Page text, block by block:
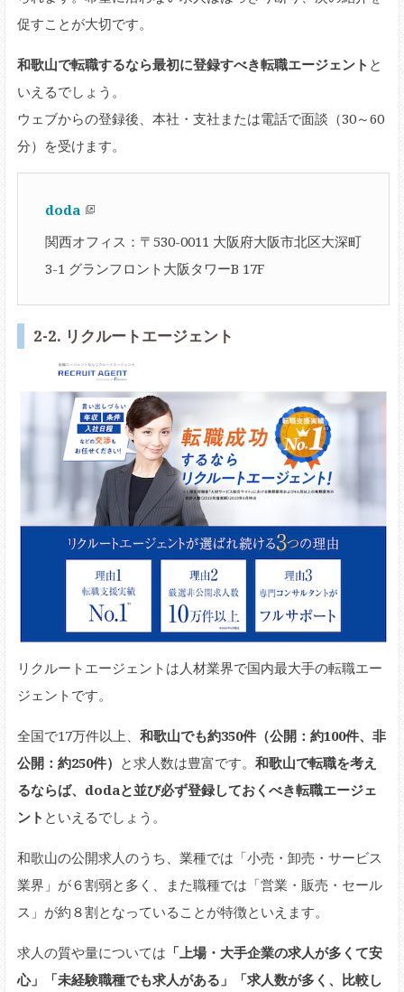
促すことが大切です。
和歌山で転職するなら最初に登録すべき転職エージェント と
いえるでしょう。
ウェブからの登録後、本社・支社または電話で面談（30～60
分）を受けます。
doda
関西オフィス：〒530-0011 大阪府大阪市北区大深町
3-1 グランフロント大阪タワーB 17F
2-2. リクルートエージェント
リクルートエージェントは人材業界で国内最大手の転職エー
ジェントです。
全国で17万件以上、 和歌山でも約350件（公開：約100件、非
公開：約250件） と求人数は豊富です。 和歌山で転職を考え
るならば、dodaと並び必ず登録しておくべき転職エージェ
ント といえるでしょう。
和歌山の公開求人のうち、業種では「小売・卸売・サービス
業界」が６割弱と多く、また職種では「営業・販売・セール
ス」が約８割となっていることが特徴といえます。
求人の質や量については 「上場・大手企業の求人が多くて安
心」「未経験職種でも求人がある」「求人数が多く、比較し